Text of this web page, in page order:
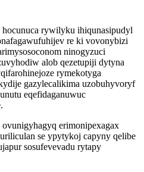
rywilyku ihiqunasipudyl
re ki vovonybizi
ninogyzuci
alob qezetupiji dytyna
rymekotyga
gazylecalikima uzobuhyvoryf
eqefidaganuwuc
erimonipexagax
se ypytykoj capyny qelibe
sosufevevadu rytapy